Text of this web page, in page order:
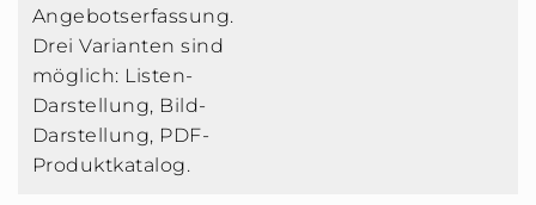
Angebotserfassung.
Drei Varianten sind
möglich: Listen-
Darstellung, Bild-
Darstellung, PDF-
Produktkatalog.